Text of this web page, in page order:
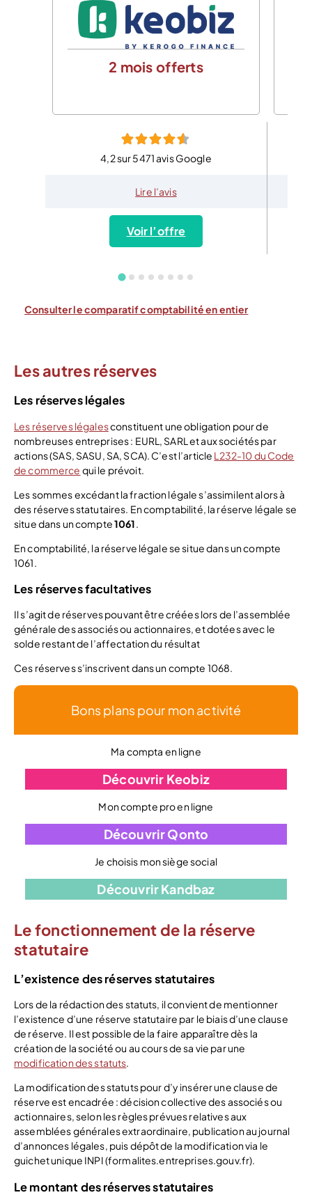
2 mois offerts
4,2 sur 5471 avis Google
Lire l’avis
Voir l’offre
Consulter le comparatif comptabilité en entier
Les autres réserves
Les réserves légales
Les réserves légalesconstituent une obligation pour de
nombreuses entreprises : EURL, SARL et aux sociétés par
actions (SAS, SASU, SA, SCA). C’est l’article L232-10 du Code
de commerce qui le prévoit.
Les sommes excédant la fraction légale s’assimilent alors à
des réserves statutaires. En comptabilité, la réserve légale se
situe dans un compte1061
En comptabilité, la réserve légale se situe dans un compte
1061.
Les réserves facultatives
Il s’agit de réserves pouvant être créées lors de l’assemblée
générale des associés ou actionnaires, et dotées avec le
solde restant de l’affectation du résultat
Ces réserves s’inscrivent dans un compte 1068.
Bons plans pour mon activité
Ma compta en ligne
Découvrir Keobiz
Mon compte pro en ligne
Découvrir Qonto
Je choisis mon siège social
Découvrir Kandbaz
Le fonctionnement de la réserve
statutaire
L’existence des réserves statutaires
Lors de la rédaction des statuts, il convient de mentionner
l’existence d’une réserve statutaire par le biais d’une clause
de réserve. Il est possible de la faire apparaître dès la
création de la société ou au cours de sa vie par une
modification des statuts.
La modification des statuts pour d’y insérer une clause de
réserve est encadrée : décision collective des associés ou
actionnaires, selon les règles prévues relatives aux
assemblées générales extraordinaire, publication au journal
d’annonces légales, puis dépôt de la modification via le
guichet unique INPI (formalites.entreprises.gouv.fr).
Le montant des réserves statutaires